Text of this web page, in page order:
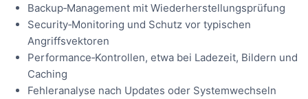
Backup‑Management mit Wiederherstellungsprüfung
Security‑Monitoring und Schutz vor typischen
Angriffsvektoren
Performance‑Kontrollen, etwa bei Ladezeit, Bildern und
Caching
Fehleranalyse nach Updates oder Systemwechseln